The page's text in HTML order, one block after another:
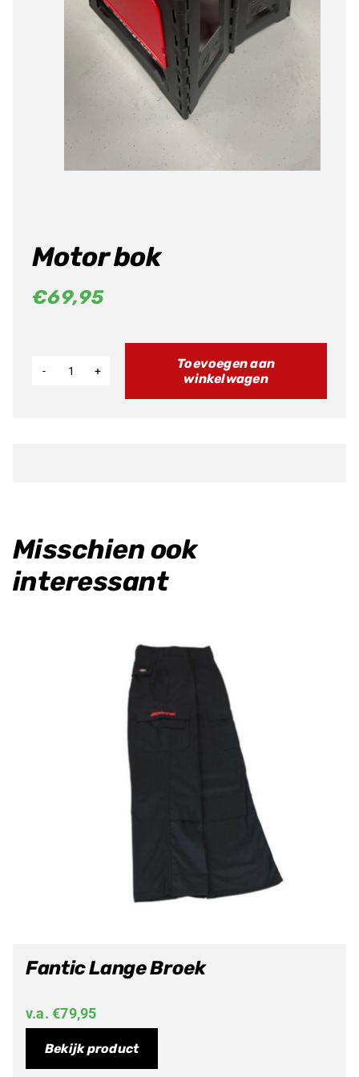
Motor bok
€69,95
Toevoegen aan
winkelwagen
Misschien ook
interessant
Fantic Lange Broek
v.a.€79,95
Bekijk product